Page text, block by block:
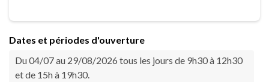
Dates et périodes d'ouverture
Du 04/07 au 29/08/2026 tous les jours de 9h30 à 12h30
et de 15h à 19h30.